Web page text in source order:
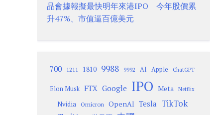
品會據報擬最快明年來港IPO 今年股價累
升47%、市值逼百億美元
700 1211 1810 9988 9992 AI Apple ChatGPT
Elon Musk FTX Google IPO Meta Netflix
Nvidia Omicron OpenAI Tesla TikTok